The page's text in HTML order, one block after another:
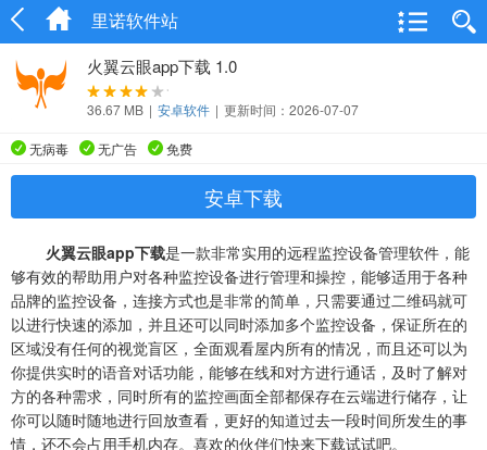
里诺软件站
火翼云眼app下载 1.0
36.67 MB | 安卓软件 | 更新时间：2026-07-07
无病毒 无广告 免费
安卓下载
火翼云眼app下载是一款非常实用的远程监控设备管理软件，能
够有效的帮助用户对各种监控设备进行管理和操控，能够适用于各种
品牌的监控设备，连接方式也是非常的简单，只需要通过二维码就可
以进行快速的添加，并且还可以同时添加多个监控设备，保证所在的
区域没有任何的视觉盲区，全面观看屋内所有的情况，而且还可以为
你提供实时的语音对话功能，能够在线和对方进行通话，及时了解对
方的各种需求，同时所有的监控画面全部都保存在云端进行储存，让
你可以随时随地进行回放查看，更好的知道过去一段时间所发生的事
情，还不会占用手机内存。喜欢的伙伴们快来下载试试吧。